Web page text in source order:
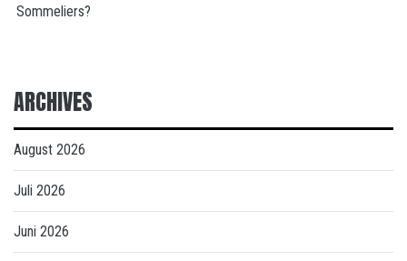
Sommeliers?
ARCHIVES
August 2026
Juli 2026
Juni 2026